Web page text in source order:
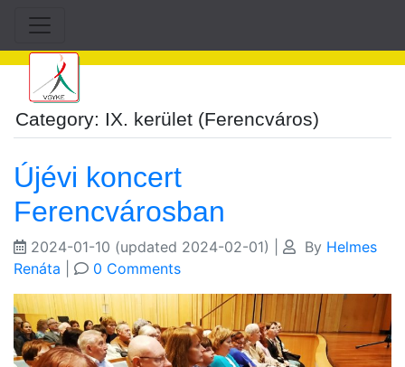
Category: IX. kerület (Ferencváros)
Újévi koncert
Ferencvárosban
2024-01-10 (updated 2024-02-01) By Helmes
Renáta
0 Comments